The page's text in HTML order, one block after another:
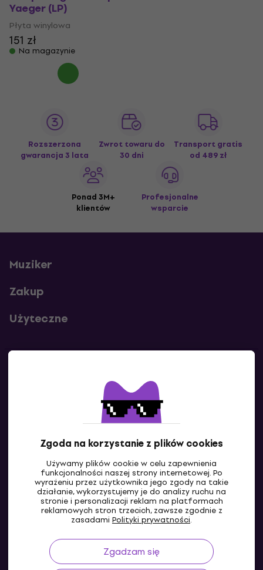
Zgoda na korzystanie z plików cookies
Używamy plików cookie w celu zapewnienia
funkcjonalności naszej strony internetowej. Po
wyrażeniu przez użytkownika jego zgody na takie
działanie, wykorzystujemy je do analizy ruchu na
stronie i personalizacji reklam na platformach
reklamowych stron trzecich, zawsze zgodnie z
zasadami Polityki prywatności.
Zgadzam się
Yaeger (LP)
Płyta winylowa
151 zł
Na magazynie
Rozszerzona
gwarancja 3 lata
Zwrot towaru do
30 dni
Transport gratis
od 489 zł
Ponad 3M+
klientów
Profesjonalne
wsparcie
Muziker
Zakup
Użyteczne
Skontaktuj się z nami
PL